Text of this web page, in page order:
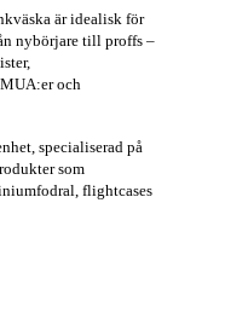
är idealisk för
nybörjare till proffs –
och
specialiserad på
som
flightcases